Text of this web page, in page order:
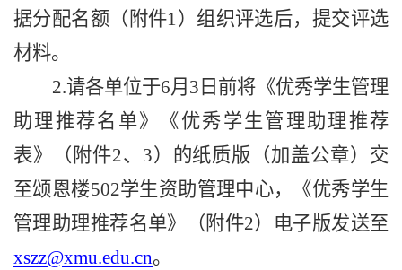
据分配名额（附件1）组织评选后，提交评选
材料。
2.请各单位于6月 3 日前将《优秀学生管理
助理推荐名单》《优秀学生管理助理推荐
表》（附件2、 3）的纸质版（加盖公章）交
至颂恩楼502学生资助管理中心，《优秀学生
管理助理推荐名单》（附件2）电子版发送至
xszz@xmu.edu.cn。